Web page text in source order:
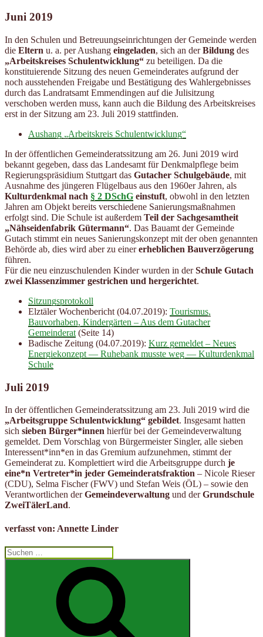
Juni 2019
In den Schulen und Betreuungseinrichtungen der Gemeinde werden
die Eltern u. a. per Aushang eingeladen, sich an derBildung des
„Arbeitskreises Schulentwicklung“ zu beteiligen. Da die
konstituierende Sitzung des neuen Gemeinderates aufgrund der
noch ausstehenden Freigabe und Bestätigung des Wahlergebnisses
durch das Landratsamt Emmendingen auf die Julisitzung
verschoben werden muss, kann auch die Bildung des Arbeitskreises
erst in der Sitzung am 23. Juli 2019 stattfinden.
Aushang „Arbeitskreis Schulentwicklung“
In der öffentlichen Gemeinderatssitzung am 26. Juni 2019 wird
bekannt gegeben, dass das Landesamt für Denkmalpflege beim
Regierungspräsidium Stuttgart das Gutacher Schulgebäude, mit
Ausnahme des jüngeren Flügelbaus aus den 1960er Jahren, als
Kulturdenkmal nach § 2 DSchG einstuft, obwohl in den letzten
Jahren am Objekt bereits verschiedene Sanierungsmaßnahmen
erfolgt sind. Die Schule ist außerdem Teil der Sachgesamtheit
„Nähseidenfabrik Gütermann“. Das Bauamt der Gemeinde
Gutach stimmt ein neues Sanierungskonzept mit der oben genannten
Behörde ab, dies wird aber zu einererheblichen Bauverzögerung
führen.
Für die neu einzuschulenden Kinder wurden in derSchule Gutach
zwei Klassenzimmer gestrichen und hergerichtet.
Sitzungsprotokoll
Elztäler Wochenbericht (04.07.2019): Tourismus,
Bauvorhaben, Kindergärten – Aus dem Gutacher
Gemeinderat (Seite 14)
Badische Zeitung (04.07.2019): Kurz gemeldet – Neues
Energiekonzept — Ruhebank musste weg — Kulturdenkmal
Schule
Juli 2019
In der öffentlichen Gemeinderatssitzung am 23. Juli 2019 wird die
„Arbeitsgruppe Schulentwicklung“ gebildet. Insgesamt hatten
sich sieben Bürger*innen hierfür bei der Gemeindeverwaltung
gemeldet. Dem Vorschlag von Bürgermeister Singler, alle sieben
Interessent*inn*en in das Gremium aufzunehmen, stimmt der
Gemeinderat zu. Komplettiert wird die Arbeitsgruppe durch je
eine*n Vertreter*in jeder Gemeinderatsfraktion – Nicole Rieser
(CDU), Selma Fischer (FWV) und Stefan Weis (ÖL) – sowie den
Verantwortlichen derGemeindeverwaltung und derGrundschule
ZweiTälerLand.
verfasst von: Annette Linder
Suchen
nach: